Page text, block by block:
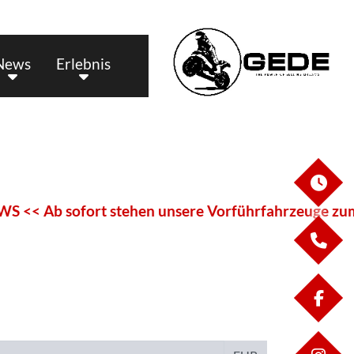
Erlebnis
Ab sofort stehen unsere Vorführfahrzeuge zum